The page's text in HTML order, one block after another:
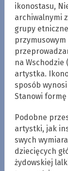
ikonostasu,
archiwalnymi
grupy
na Wschodzie
artystka.
sposób
Stanowi
Podobne
artystki, jak
swych
dziecięcych
żydowskiej